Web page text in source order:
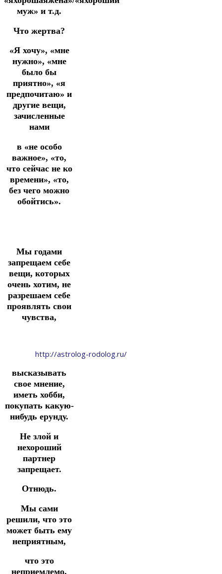
муж» и т.д.
Что жертва?
«Я хочу», «мне
нужно», «мне
было бы
приятно», «я
предпочитаю» и
другие вещи,
зачисленные
нами
в «не особо
важное», «то,
что сейчас не ко
времени», «то,
без чего можно
обойтись».
Мы годами
запрещаем себе
вещи, которых
очень хотим, не
разрешаем себе
проявлять свои
чувства,
http://astrolog-rodolog.ru/
высказывать
свое мнение,
иметь хобби,
покупать какую-
нибудь ерунду.
Не злой и
нехороший
партнер
запрещает.
Отнюдь.
Мы сами
решили, что это
может быть ему
неприятным,
что это
неприемлемо,